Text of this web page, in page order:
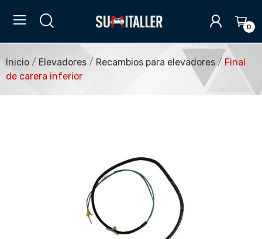
0
Inicio Elevadores Recambios para elevadores
Final
de carera inferior